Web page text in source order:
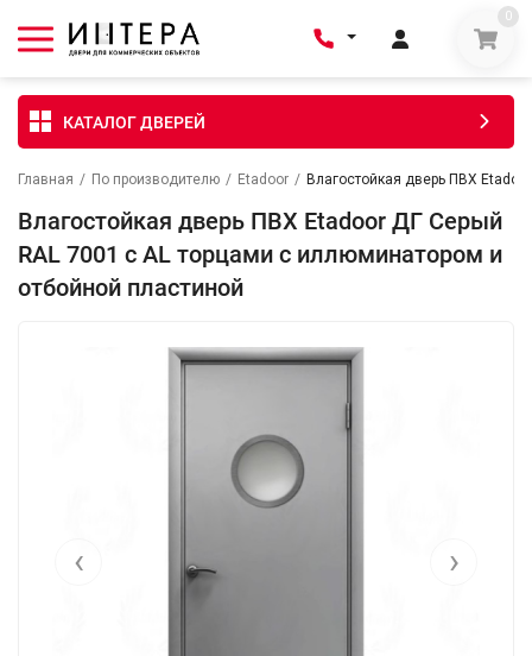
0
КАТАЛОГ ДВЕРЕЙ
Главная / По производителю / Etadoor / Влагостойкая дверь ПВХ
Влагостойкая дверь ПВХ Etadoor ДГ Серый
RAL 7001 с AL торцами с иллюминатором и
отбойной пластиной
‹ ›